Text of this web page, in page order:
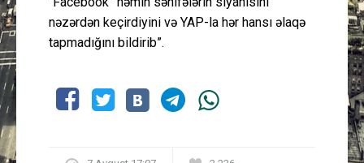
nəzərdən keçirdiyini və YAP-la hər hansı əlaqə
tapmadığını bildirib”.